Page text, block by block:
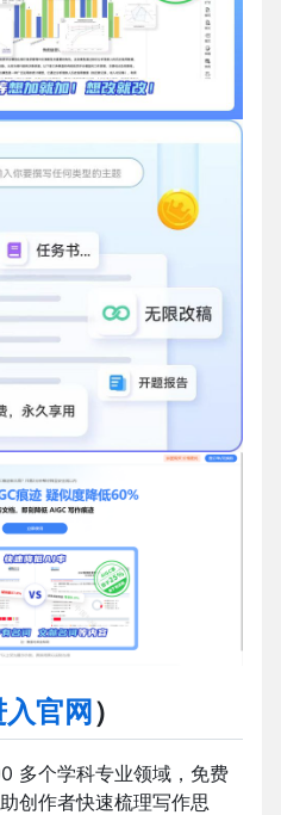
官网 ）
多个学科专业领域，免费
创作者快速梳理写作思